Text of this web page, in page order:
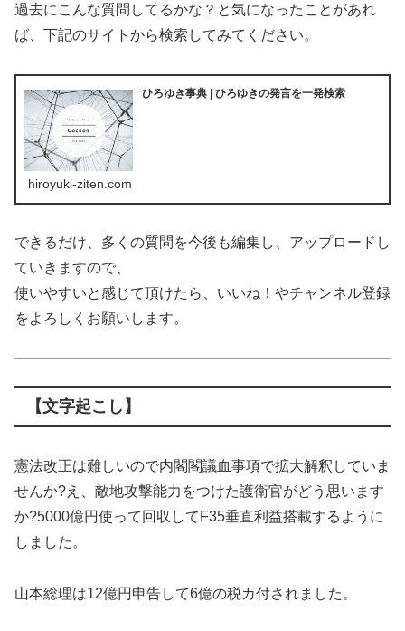
過去にこんな質問してるかな？と気になったことがあれ
ば、下記のサイトから検索してみてください。
ひろゆき事典 | ひろゆきの発言を一発検索
hiroyuki-ziten.com
できるだけ、多くの質問を今後も編集し、アップロードし
ていきますので、
使いやすいと感じて頂けたら、いいね！やチャンネル登録
をよろしくお願いします。
【文字起こし】
憲法改正は難しいので内閣閣議血事項で拡大解釈していま
せんか?え、敵地攻撃能力をつけた護衛官がどう思います
か?5000億円使って回収してF35垂直利益搭載するように
しました。
山本総理は12億円申告して6億の税カ付されました。